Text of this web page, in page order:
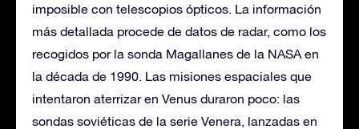
imposible con telescopios ópticos. La información
más detallada procede de datos de radar, como los
recogidos por la sonda Magallanes de la NASA en
la década de 1990. Las misiones espaciales que
intentaron aterrizar en Venus duraron poco: las
sondas soviéticas de la serie Venera, lanzadas en